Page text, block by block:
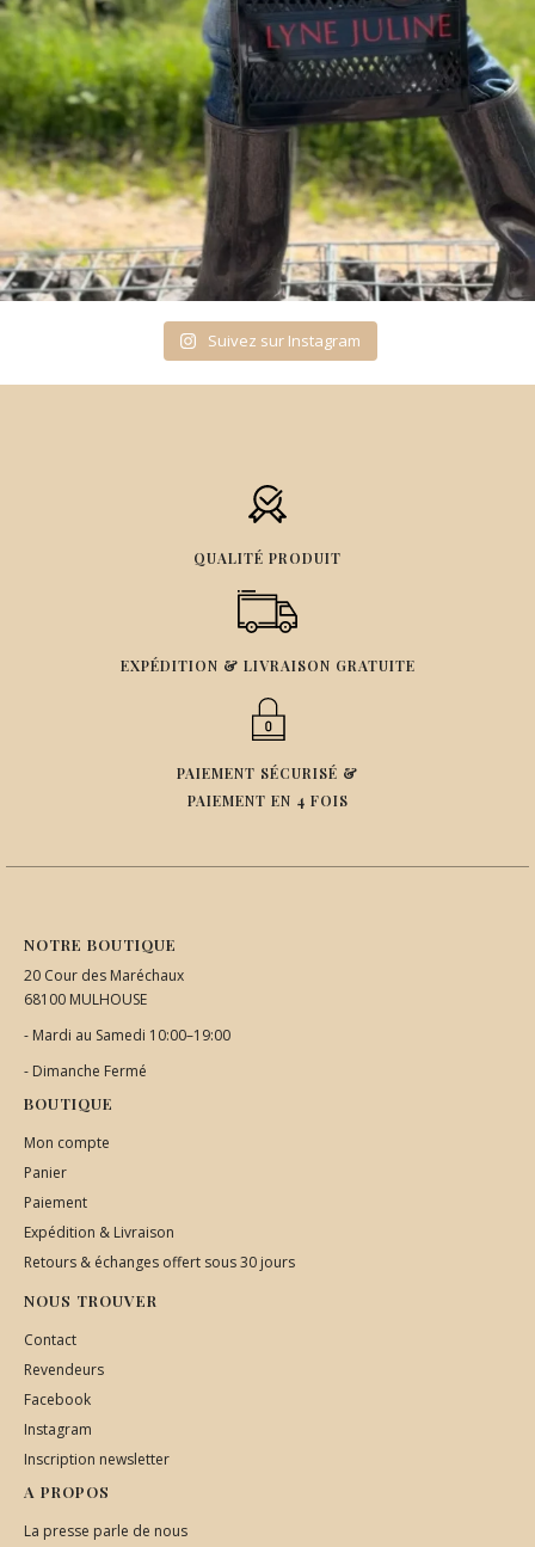
Suivez sur Instagram
QUALITÉ PRODUIT
EXPÉDITION & LIVRAISON GRATUITE
PAIEMENT SÉCURISÉ &
PAIEMENT EN 4 FOIS
NOTRE BOUTIQUE
20 Cour des Maréchaux
68100 MULHOUSE
- Mardi au Samedi 10:00–19:00
- Dimanche Fermé
BOUTIQUE
Mon compte
Panier
Paiement
Expédition & Livraison
Retours & échanges offert sous 30 jours
NOUS TROUVER
Contact
Revendeurs
Facebook
Instagram
Inscription newsletter
A PROPOS
La presse parle de nous